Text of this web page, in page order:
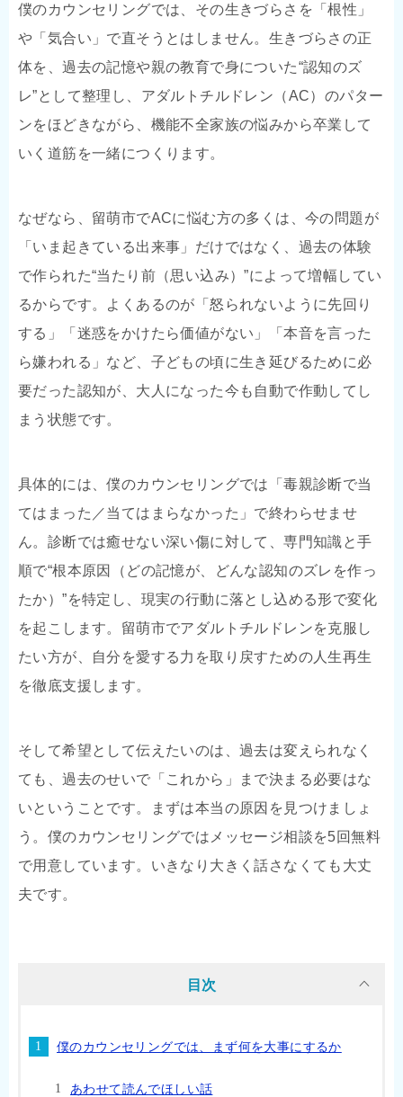
僕のカウンセリングでは、その生きづらさを「根性」
や「気合い」で直そうとはしません。生きづらさの正
体を、過去の記憶や親の教育で身についた“認知のズ
レ”として整理し、アダルトチルドレン（AC）のパター
ンをほどきながら、機能不全家族の悩みから卒業して
いく道筋を一緒につくります。
なぜなら、留萌市でACに悩む方の多くは、今の問題が
「いま起きている出来事」だけではなく、過去の体験
で作られた“当たり前（思い込み）”によって増幅してい
るからです。よくあるのが「怒られないように先回り
する」「迷惑をかけたら価値がない」「本音を言った
ら嫌われる」など、子どもの頃に生き延びるために必
要だった認知が、大人になった今も自動で作動してし
まう状態です。
具体的には、僕のカウンセリングでは「毒親診断で当
てはまった／当てはまらなかった」で終わらせませ
ん。診断では癒せない深い傷に対して、専門知識と手
順で“根本原因（どの記憶が、どんな認知のズレを作っ
たか）”を特定し、現実の行動に落とし込める形で変化
を起こします。留萌市でアダルトチルドレンを克服し
たい方が、自分を愛する力を取り戻すための人生再生
を徹底支援します。
そして希望として伝えたいのは、過去は変えられなく
ても、過去のせいで「これから」まで決まる必要はな
いということです。まずは本当の原因を見つけましょ
う。僕のカウンセリングではメッセージ相談を5回無料
で用意しています。いきなり大きく話さなくても大丈
夫です。
目次
僕のカウンセリングでは、まず何を大事にするか
あわせて読んでほしい話